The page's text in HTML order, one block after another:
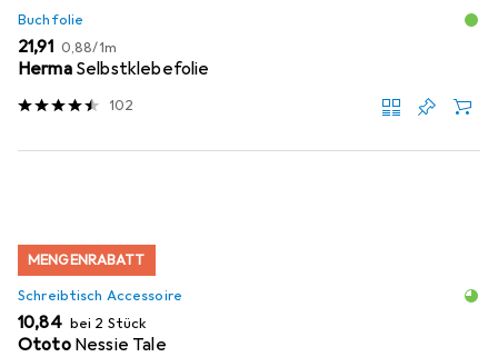
Buchfolie
EUR
21,91 EUR
0,88/1m
Herma Selbstklebefolie
102
MENGENRABATT
Schreibtisch Accessoire
EUR
10,84 bei 2 Stück
Ototo Nessie Tale